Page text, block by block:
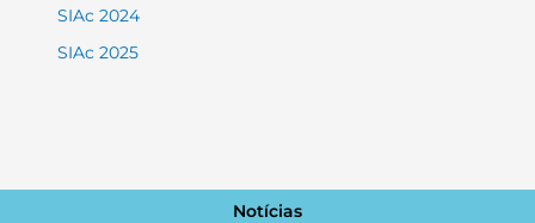
SIAc 2024
SIAc 2025
Notícias